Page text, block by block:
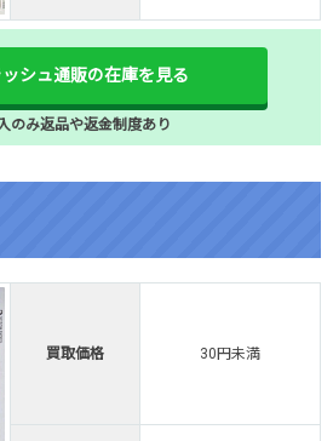
シュ通販の在庫を見る
のみ返品や返金制度あり
買取価格 30円未満